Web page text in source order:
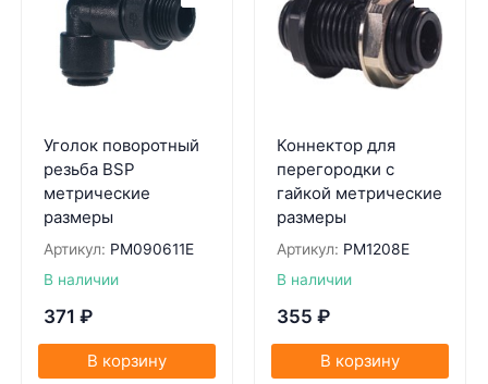
Уголок поворотный
резьба BSP
метрические
размеры
Артикул: PM090611E
В наличии
371 ₽
В корзину
Коннектор для
перегородки с
гайкой метрические
размеры
Артикул: PM1208E
В наличии
355 ₽
В корзину